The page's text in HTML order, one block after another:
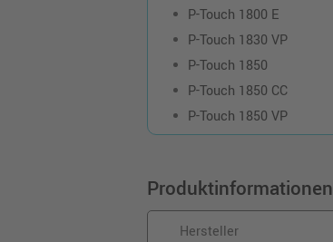
P-Touch 1800 E
P-Touch 1830 VP
P-Touch 1850
P-Touch 1850 CC
P-Touch 1850 VP
Produktinformationen
Hersteller